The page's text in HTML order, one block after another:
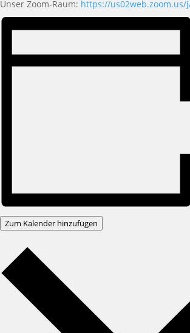
Unser Zoom-Raum: https://us02web.zoom.us/
Zum Kalender hinzufügen